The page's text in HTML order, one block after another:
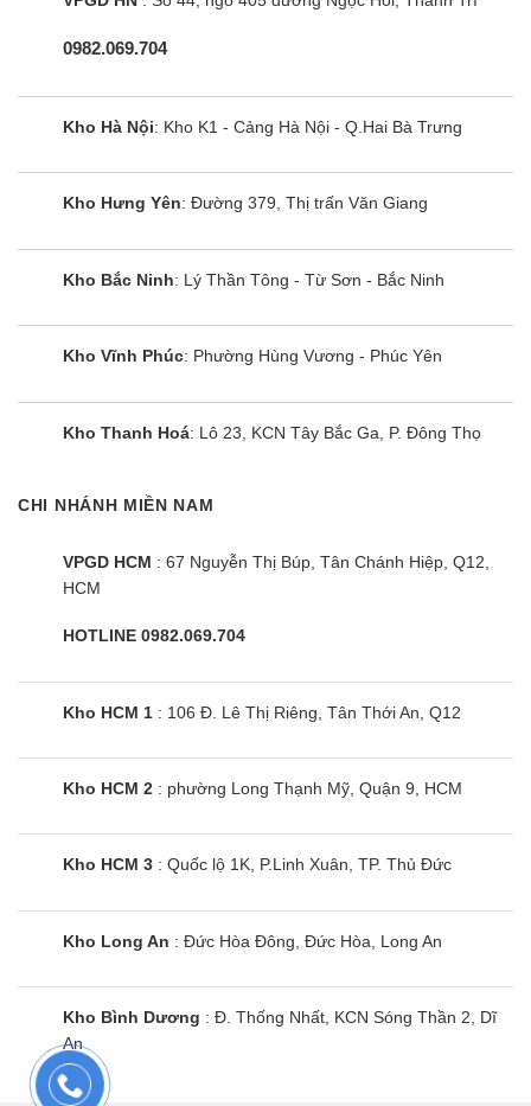
0982.069.704
Kho Hà Nội: Kho K1 - Cảng Hà Nội - Q.Hai Bà Trưng
Kho Hưng Yên: Đường 379, Thị trấn Văn Giang
Kho Bắc Ninh: Lý Thần Tông - Từ Sơn - Bắc Ninh
Kho Vĩnh Phúc: Phường Hùng Vương - Phúc Yên
Kho Thanh Hoá: Lô 23, KCN Tây Bắc Ga, P. Đông Thọ
CHI NHÁNH MIỀN NAM
VPGD HCM : 67 Nguyễn Thị Búp, Tân Chánh Hiệp, Q12,
HCM
HOTLINE 0982.069.704
Kho HCM 1 : 106 Đ. Lê Thị Riêng, Tân Thới An, Q12
Kho HCM 2 : phường Long Thạnh Mỹ, Quận 9, HCM
Kho HCM 3 : Quốc lộ 1K, P.Linh Xuân, TP. Thủ Đức
Kho Long An : Đức Hòa Đông, Đức Hòa, Long An
Kho Bình Dương : Đ. Thống Nhất, KCN Sóng Thần 2, Dĩ
An